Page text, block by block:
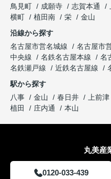
鳥見町
成願寺 志賀本通
横町
植田南 栄
金山
沿線から探す
名古屋市営名城線
名古屋市
中央線
名鉄名古屋本線 名
名鉄瀬戸線
近鉄名古屋線
駅から探す
八事
金山 春日井 上前津
植田
庄内通 本山
丸美産
0120-033-439